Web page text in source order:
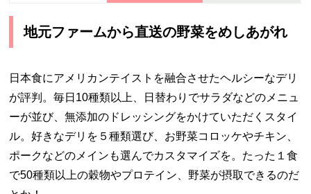
地元ファームから直送の野菜をめしあがれ
日本食にアメリカンテイストを融合させたヘルシーなデリ
が評判。毎日10種類以上、日替わりでサラダなどのメニュ
ーが並び、無添加のドレッシングをかけていただくスタイ
ル。好きなデリを５種類選び、お野菜コロッケやチキン、
ポークなどのメインも選んでカスタマイズを。たった１食
で50種類以上の穀物やプロテイン、野菜が摂取できるのだ